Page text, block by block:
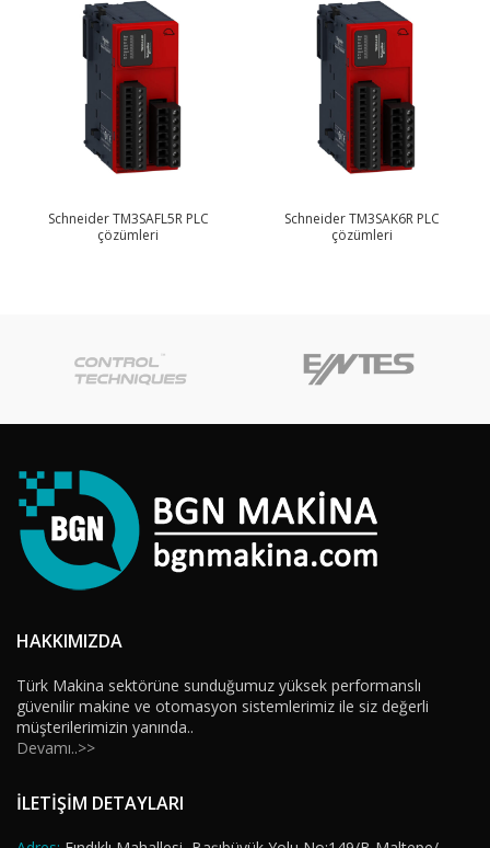
Schneider TM3SAFL5R PLC
çözümleri
Schneider TM3SAK6R PLC
çözümleri
HAKKIMIZDA
Türk Makina sektörüne sunduğumuz yüksek performanslı
güvenilir makine ve otomasyon sistemlerimiz ile siz değerli
müşterilerimizin yanında..
Devamı..>>
İLETİŞİM DETAYLARI